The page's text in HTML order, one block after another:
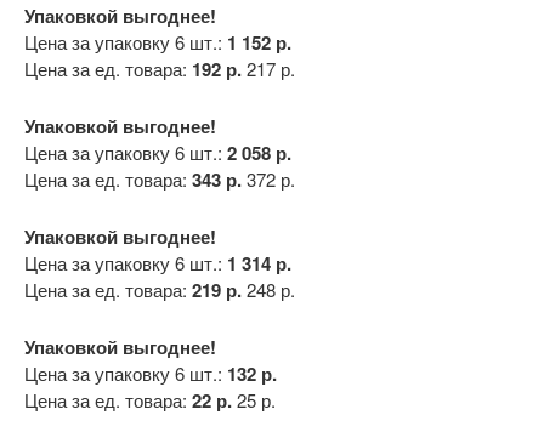
Упаковкой выгоднее!
Цена за упаковку 6 шт.: 1 152 р.
Цена за ед. товара: 192 р.217 р.
Упаковкой выгоднее!
Цена за упаковку 6 шт.: 2 058 р.
Цена за ед. товара: 343 р.372 р.
Упаковкой выгоднее!
Цена за упаковку 6 шт.: 1 314 р.
Цена за ед. товара: 219 р.248 р.
Упаковкой выгоднее!
Цена за упаковку 6 шт.: 132 р.
Цена за ед. товара: 22 р.25 р.